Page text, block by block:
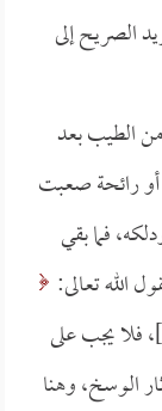
الصريح إلى
الطيب بعد
أو رائحة صعبت
فما بقي
الله تعالى:
[الحج:78]، فلا يجب على
الوسخ، وهنا